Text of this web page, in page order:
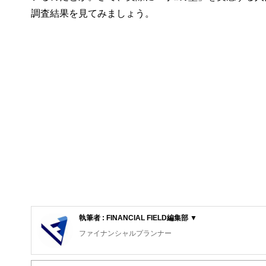
調査結果を見てみましょう。
執筆者 : FINANCIAL FIELD編集部 ▼
ファイナンシャルプランナー
FinancialField編集部は、金融、経済に関する記事を、日